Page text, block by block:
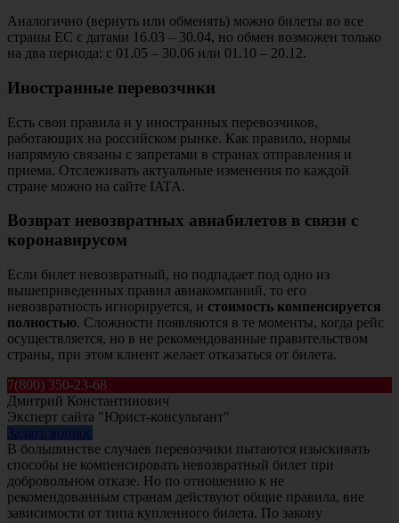
Аналогично (вернуть или обменять) можно билеты во все
страны ЕС с датами 16.03 – 30.04, но обмен возможен только
на два периода: с 01.05 – 30.06 или 01.10 – 20.12.
Иностранные перевозчики
Есть свои правила и у иностранных перевозчиков,
работающих на российском рынке. Как правило, нормы
напрямую связаны с запретами в странах отправления и
приема. Отслеживать актуальные изменения по каждой
стране можно на сайте IATA.
Возврат невозвратных авиабилетов в связи с
коронавирусом
Если билет невозвратный, но подпадает под одно из
вышеприведенных правил авиакомпаний, то его
невозвратность игнорируется, и стоимость компенсируется
полностью. Сложности появляются в те моменты, когда рейс
осуществляется, но в не рекомендованные правительством
страны, при этом клиент желает отказаться от билета.
7(800) 350-23-68
Дмитрий Константинович
Эксперт сайта "Юрист-консультант"
В большинстве случаев перевозчики пытаются изыскивать
способы не компенсировать невозвратный билет при
добровольном отказе. Но по отношению к не
рекомендованным странам действуют общие правила, вне
зависимости от типа купленного билета. По закону